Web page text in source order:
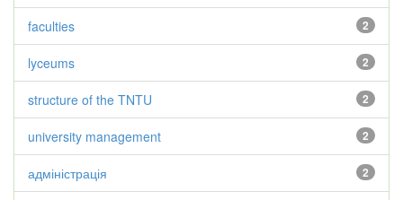
2
faculties
2
lyceums
2
structure of the TNTU
2
university management
2
адміністрація